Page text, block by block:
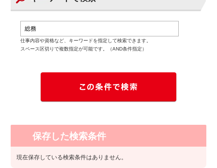
仕事内容や資格など、キーワードを指定して検索できます。
スペース区切りで複数指定が可能です。（AND条件指定）
保存した検索条件
現在保存している検索条件はありません。